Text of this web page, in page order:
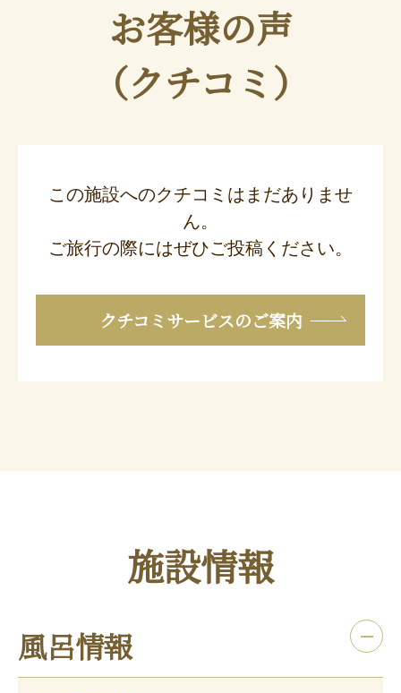
お客様の声
（クチコミ）
この施設へのクチコミはまだありませ
ん。
ご旅行の際にはぜひご投稿ください。
クチコミサービスのご案内
施設情報
風呂情報